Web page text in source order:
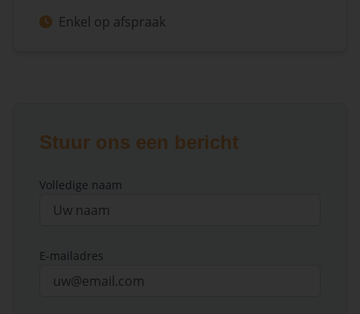
Enkel op afspraak
Stuur ons een bericht
Volledige naam
E-mailadres